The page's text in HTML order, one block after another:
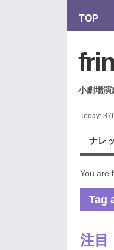
TOP
小劇場
Today:
ナレ
You are
Tag
注目